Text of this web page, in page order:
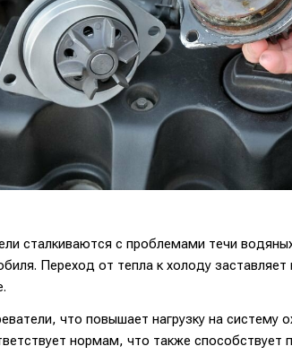
сталкиваются с проблемами течи
Переход от тепла к холоду
что повышает нагрузку на
нормам, что также способствует